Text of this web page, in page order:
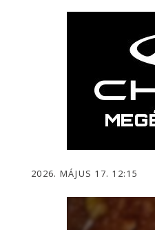
2026. MÁJUS 17. 12:15